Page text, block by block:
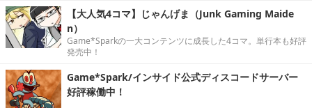
【大人気4コマ】じゃんげま（Junk Gaming Maide
n）
Game*Sparkの一大コンテンツに成長した4コマ。単行本も好評
発売中！
Game*Spark/インサイド公式ディスコードサーバー
好評稼働中！